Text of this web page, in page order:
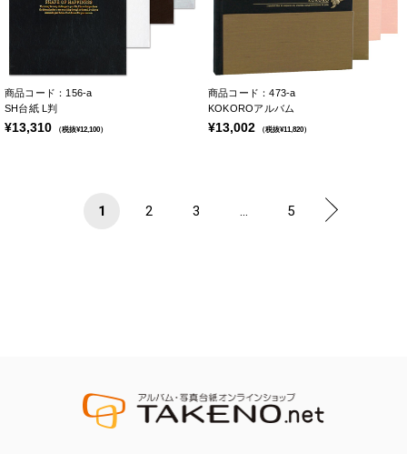
商品コード：156-a
SH台紙 L判
¥13,310 （税抜¥12,100）
商品コード：473-a
KOKOROアルバム
¥13,002 （税抜¥11,820）
1 2 3 ... 5